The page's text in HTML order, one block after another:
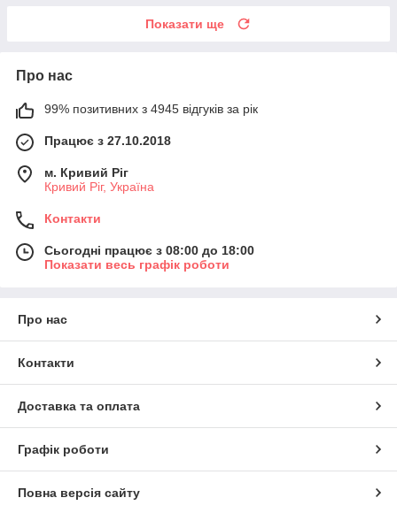
Показати ще
Про нас
99% позитивних з 4945 відгуків за рік
Працює з 27.10.2018
м. Кривий Ріг
Кривий Ріг, Україна
Контакти
Сьогодні працює з 08:00 до 18:00
Показати весь графік роботи
Про нас
Контакти
Доставка та оплата
Графік роботи
Повна версія сайту